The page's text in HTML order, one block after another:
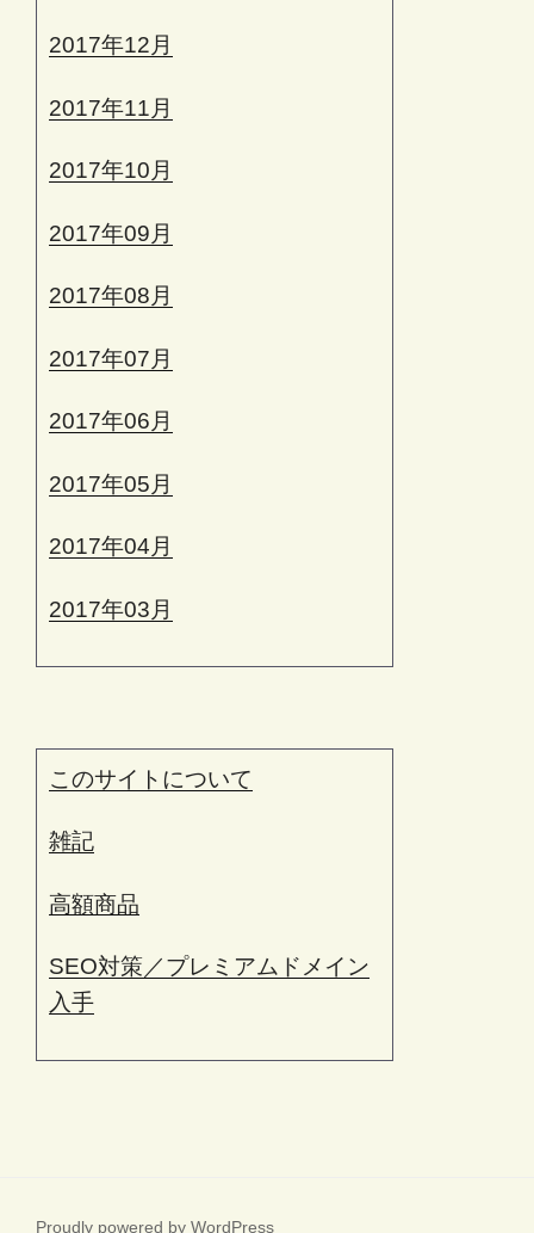
2017年12月
2017年11月
2017年10月
2017年09月
2017年08月
2017年07月
2017年06月
2017年05月
2017年04月
2017年03月
このサイトについて
雑記
高額商品
SEO対策／プレミアムドメイン
入手
Proudly powered by WordPress